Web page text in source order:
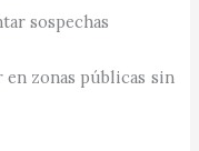
sospechas
en zonas públicas sin